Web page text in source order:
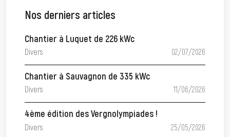
Nos derniers articles
Chantier à Luquet de 226 kWc
Divers 02/07/2026
Chantier à Sauvagnon de 335 kWc
Divers 11/06/2026
4ème édition des Vergnolympiades !
Divers 25/05/2026